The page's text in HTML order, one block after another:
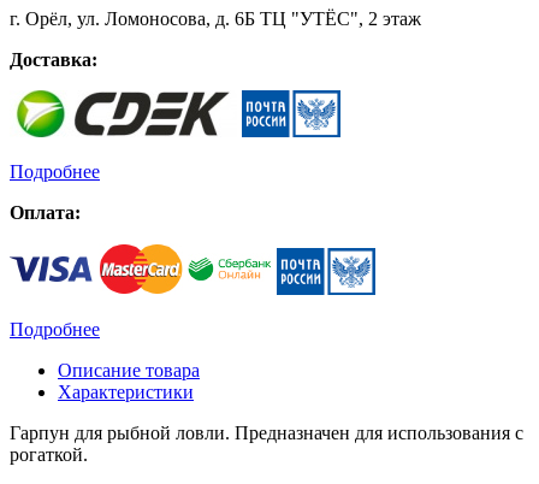
г. Орёл, ул. Ломоносова, д. 6Б ТЦ "УТЁС", 2 этаж
Доставка:
Подробнее
Оплата:
Подробнее
Описание товара
Характеристики
Гарпун для рыбной ловли. Предназначен для использования с
рогаткой.